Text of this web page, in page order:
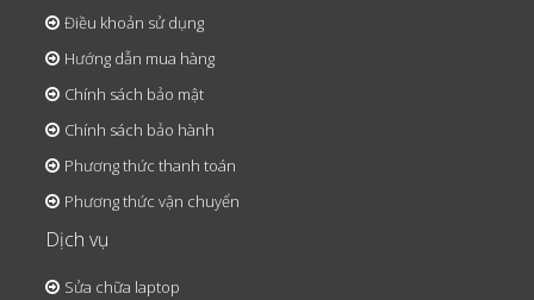
Điều khoản sử dụng
Hướng dẫn mua hàng
Chính sách bảo mật
Chính sách bảo hành
Phương thức thanh toán
Phương thức vận chuyển
Dịch vụ
Sửa chữa laptop